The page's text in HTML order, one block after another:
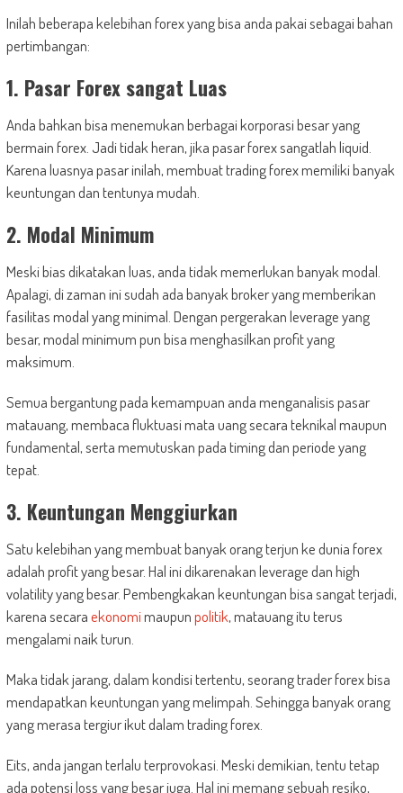
Inilah beberapa kelebihan forex yang bisa anda pakai sebagai bahan
pertimbangan:
1. Pasar Forex sangat Luas
Anda bahkan bisa menemukan berbagai korporasi besar yang
bermain forex. Jadi tidak heran, jika pasar forex sangatlah liquid.
Karena luasnya pasar inilah, membuat trading forex memiliki banyak
keuntungan dan tentunya mudah.
2. Modal Minimum
Meski bias dikatakan luas, anda tidak memerlukan banyak modal.
Apalagi, di zaman ini sudah ada banyak broker yang memberikan
fasilitas modal yang minimal. Dengan pergerakan leverage yang
besar, modal minimum pun bisa menghasilkan profit yang
maksimum.
Semua bergantung pada kemampuan anda menganalisis pasar
matauang, membaca fluktuasi mata uang secara teknikal maupun
fundamental, serta memutuskan pada timing dan periode yang
tepat.
3. Keuntungan Menggiurkan
Satu kelebihan yang membuat banyak orang terjun ke dunia forex
adalah profit yang besar. Hal ini dikarenakan leverage dan high
volatility yang besar. Pembengkakan keuntungan bisa sangat terjadi,
karena secaraekonomimaupunpolitik, matauang itu terus
mengalami naik turun.
Maka tidak jarang, dalam kondisi tertentu, seorang trader forex bisa
mendapatkan keuntungan yang melimpah. Sehingga banyak orang
yang merasa tergiur ikut dalam trading forex.
Eits, anda jangan terlalu terprovokasi. Meski demikian, tentu tetap
ada potensi loss yang besar juga. Hal ini memang sebuah resiko,